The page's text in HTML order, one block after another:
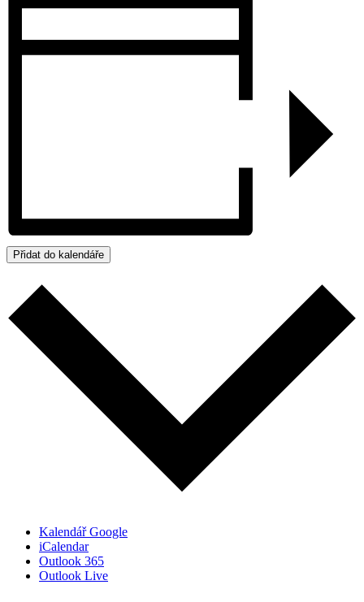
Přidat do kalendáře
Kalendář Google
iCalendar
Outlook 365
Outlook Live